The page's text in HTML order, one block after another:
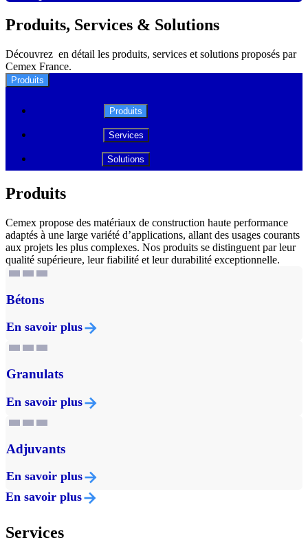
Produits, Services & Solutions
Découvrez en détail les produits, services et solutions proposés par
Cemex France.
Produits
Produits
Services
Solutions
Produits
Cemex propose des matériaux de construction haute performance
adaptés à une large variété d’applications, allant des usages courants
aux projets les plus complexes. Nos produits se distinguent par leur
qualité supérieure, leur fiabilité et leur durabilité exceptionnelle.
Bétons
En savoir plus
Granulats
En savoir plus
Adjuvants
En savoir plus
En savoir plus
Services